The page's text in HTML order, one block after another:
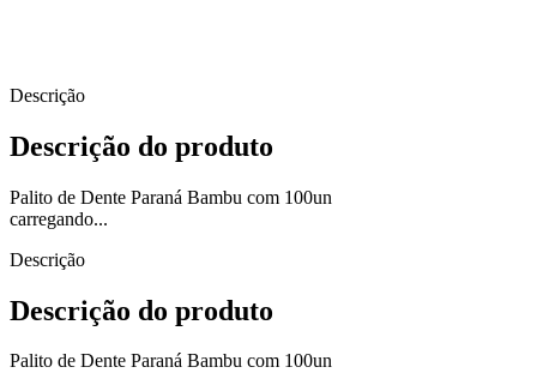
Descrição
Descrição do produto
Palito de Dente Paraná Bambu com 100un
carregando...
Descrição
Descrição do produto
Palito de Dente Paraná Bambu com 100un